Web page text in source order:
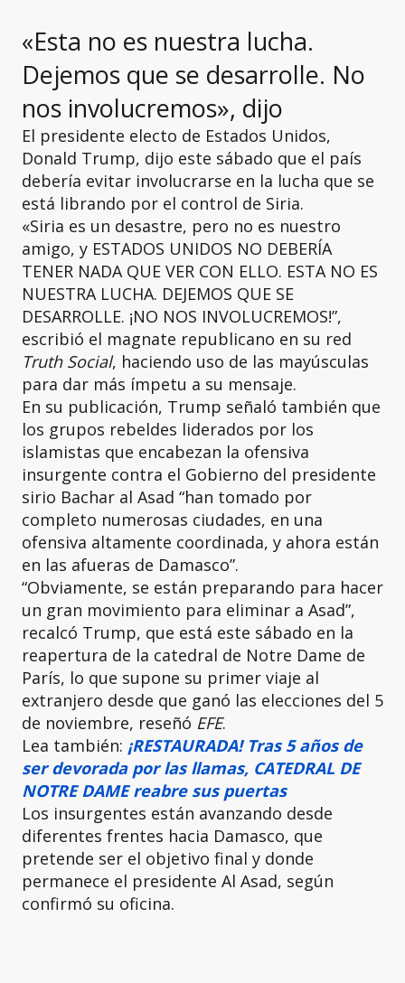
«Esta no es nuestra lucha.
Dejemos que se desarrolle. No
nos involucremos», dijo
El presidente electo de Estados Unidos,
Donald Trump, dijo este sábado que el país
debería evitar involucrarse en la lucha que se
está librando por el control de Siria.
«Siria es un desastre, pero no es nuestro
amigo, y ESTADOS UNIDOS NO DEBERÍA
TENER NADA QUE VER CON ELLO. ESTA NO ES
NUESTRA LUCHA. DEJEMOS QUE SE
DESARROLLE. ¡NO NOS INVOLUCREMOS!”,
escribió el magnate republicano en su red
Truth Social, haciendo uso de las mayúsculas
para dar más ímpetu a su mensaje.
En su publicación, Trump señaló también que
los grupos rebeldes liderados por los
islamistas que encabezan la ofensiva
insurgente contra el Gobierno del presidente
sirio Bachar al Asad “han tomado por
completo numerosas ciudades, en una
ofensiva altamente coordinada, y ahora están
en las afueras de Damasco”.
“Obviamente, se están preparando para hacer
un gran movimiento para eliminar a Asad”,
recalcó Trump, que está este sábado en la
reapertura de la catedral de Notre Dame de
París, lo que supone su primer viaje al
extranjero desde que ganó las elecciones del 5
de noviembre, reseñó EFE.
Lea también: ¡RESTAURADA! Tras 5 años de
ser devorada por las llamas, CATEDRAL DE
NOTRE DAME reabre sus puertas
Los insurgentes están avanzando desde
diferentes frentes hacia Damasco, que
pretende ser el objetivo final y donde
permanece el presidente Al Asad, según
confirmó su oficina.